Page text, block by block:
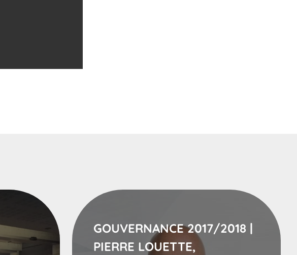
GOUVERNANCE 2017/2018 |
PIERRE LOUETTE,